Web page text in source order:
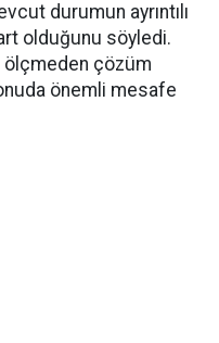
durumun ayrıntılı
olduğunu söyledi.
ölçmeden çözüm
önemli mesafe